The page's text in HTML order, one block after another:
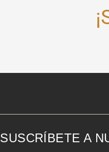
SUSCRÍBETE A